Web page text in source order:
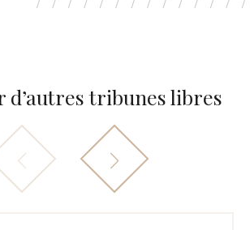
d’autres tribunes libres